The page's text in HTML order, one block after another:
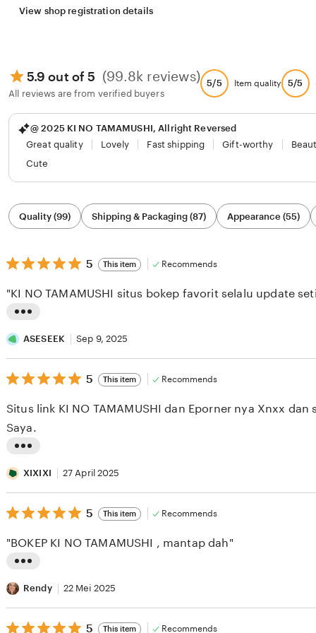
View shop registration details
5.9 out of 5 (99.8k reviews)
All reviews are from verified buyers
5/5 Item quality 5/5
@ 2025 KI NO TAMAMUSHI, Allright Reversed
Great quality
Lovely Fast shipping Gift-worthy
Cute
Filter
by
category
Quality (99) Shipping & Packaging (87) Appearance (55)
5
out
5
stars
5 This item Recommends
i
s
t
n
g
e
v
i
w
y
A
S
"KI NO TAMAMUSHI situs bokep favorit selalu update
ASESEEK Sep 9, 2025
5
out
5
stars
5 This item Recommends
i
s
t
n
r
e
v
Situs link KI NO TAMAMUSHI dan Eporner nya Xnxx dan
Saya.
XIXIXI 27 April 2025
5
out
5
stars
5 This item Recommends
i
s
t
"BOKEP KI NO TAMAMUSHI , mantap dah"
Rendy 22 Mei 2025
5
5 This item Recommends